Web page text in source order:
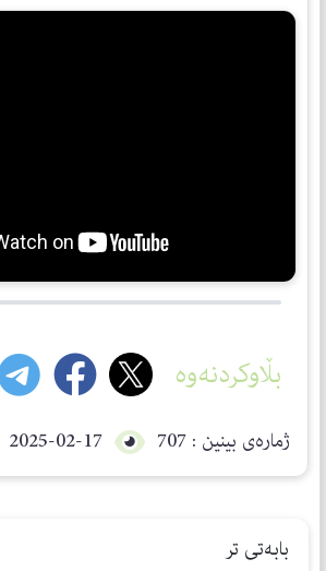
بڵاوکردنەوە
ژمارەی بینین : 707 2025-02-17
بابەتی تر